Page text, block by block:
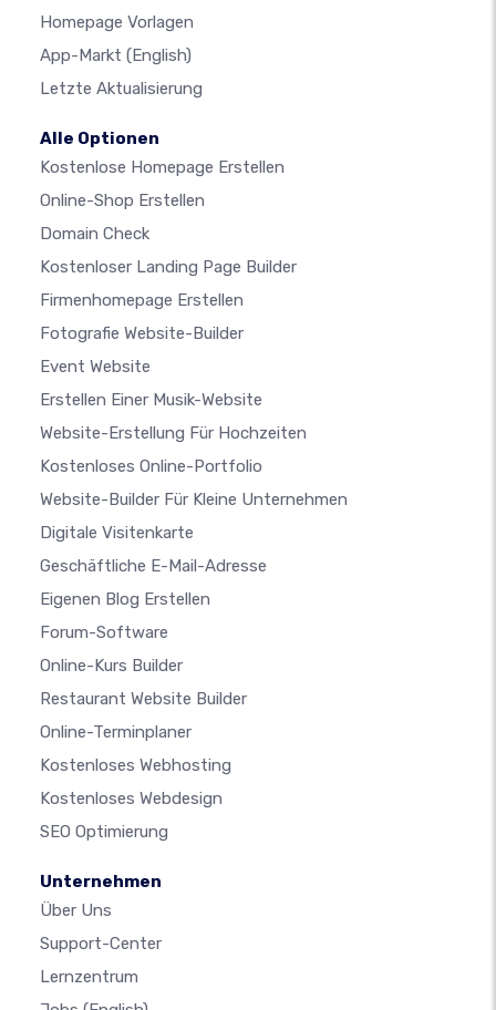
Homepage Vorlagen
App-Markt (English)
Letzte Aktualisierung
Alle Optionen
Kostenlose Homepage Erstellen
Online-Shop Erstellen
Domain Check
Kostenloser Landing Page Builder
Firmenhomepage Erstellen
Fotografie Website-Builder
Event Website
Erstellen Einer Musik-Website
Website-Erstellung Für Hochzeiten
Kostenloses Online-Portfolio
Website-Builder Für Kleine Unternehmen
Digitale Visitenkarte
Geschäftliche E-Mail-Adresse
Eigenen Blog Erstellen
Forum-Software
Online-Kurs Builder
Restaurant Website Builder
Online-Terminplaner
Kostenloses Webhosting
Kostenloses Webdesign
SEO Optimierung
Unternehmen
Über Uns
Support-Center
Lernzentrum